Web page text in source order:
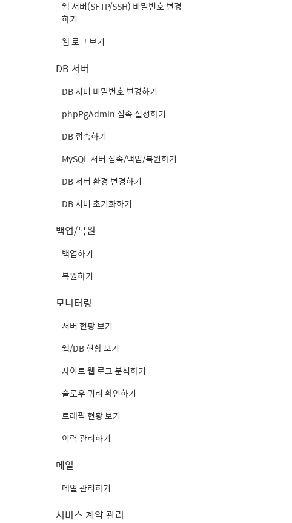
웹 서버(SFTP/SSH) 비밀번호 변경
하기
웹 로그 보기
DB 서버
DB 서버 비밀번호 변경하기
phpPgAdmin 접속 설정하기
DB 접속하기
MySQL 서버 접속/백업/복원하기
DB 서버 환경 변경하기
DB 서버 초기화하기
백업/복원
백업하기
복원하기
모니터링
서버 현황 보기
웹/DB 현황 보기
사이트 웹 로그 분석하기
슬로우 쿼리 확인하기
트래픽 현황 보기
이력 관리하기
메일
메일 관리하기
서비스 계약 관리